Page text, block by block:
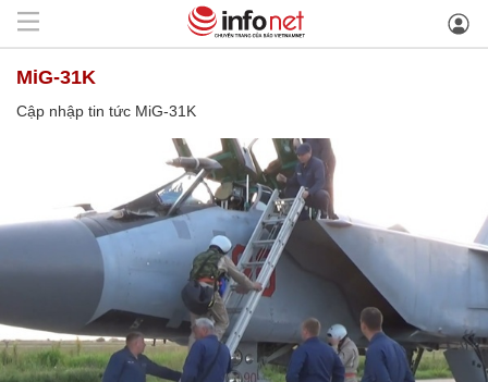
MiG-31K
Cập nhập tin tức MiG-31K